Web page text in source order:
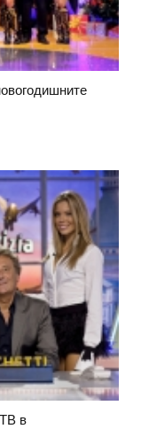
в